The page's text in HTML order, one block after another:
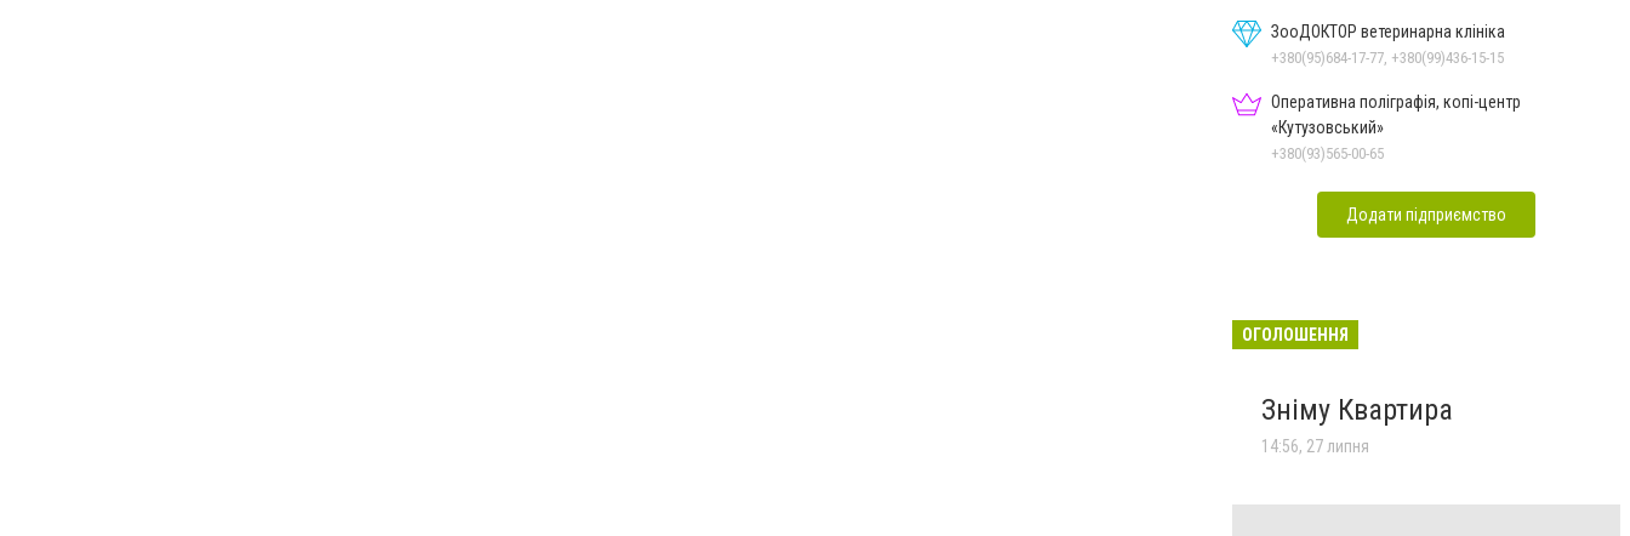
ЗооДОКТОР ветеринарна клініка
+380(95)684-17-77, +380(99)436-15-15
Оперативна поліграфія, копі-центр
«Кутузовський»
+380(93)565-00-65
Додати підприємство
ОГОЛОШЕННЯ
Зніму Квартира
14:56, 27 липня